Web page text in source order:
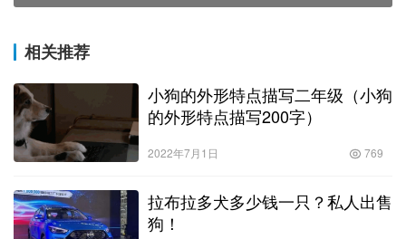
相关推荐
小狗的外形特点描写二年级（小狗
的外形特点描写200字）
2022年7月1日 769
拉布拉多犬多少钱一只？私人出售
狗！